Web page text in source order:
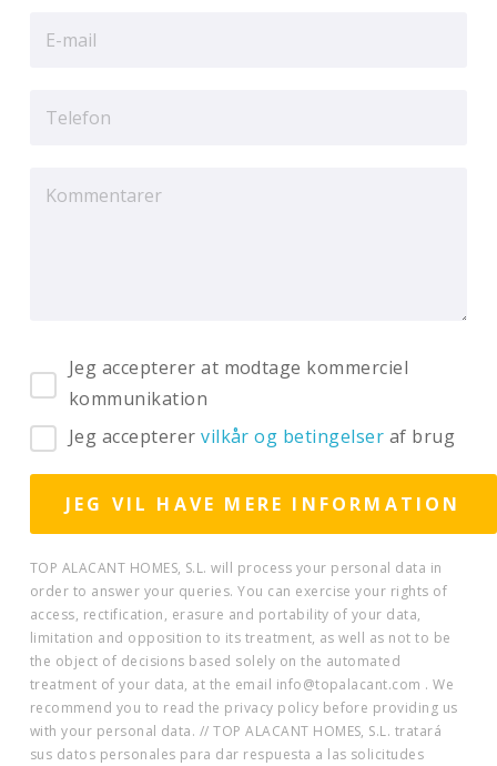
Jeg accepterer at modtage kommerciel
kommunikation
Jeg accepterervilkår og betingelser af brug
TOP ALACANT HOMES, S.L. will process your personal data in
order to answer your queries. You can exercise your rights of
access, rectification, erasure and portability of your data,
limitation and opposition to its treatment, as well as not to be
the object of decisions based solely on the automated
treatment of your data, at the email info@topalacant.com . We
recommend you to read the privacy policy before providing us
with your personal data. // TOP ALACANT HOMES, S.L. tratará
sus datos personales para dar respuesta a las solicitudes